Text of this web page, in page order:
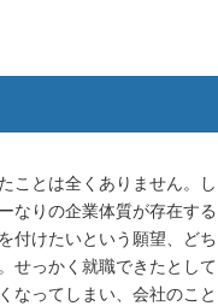
ことは全くありません。し
なりの企業体質が存在する
付けたいという願望、どち
せっかく就職できたとして
なってしまい、会社のこと